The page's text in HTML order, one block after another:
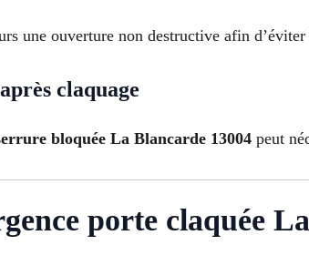
une ouverture non destructive afin
claquage
bloquée La Blancarde 13004 peut
porte claquée